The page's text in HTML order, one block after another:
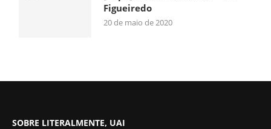
Figueiredo
20 de maio de 2020
SOBRE LITERALMENTE, UAI